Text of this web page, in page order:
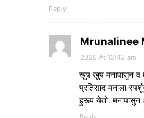
Reply
Mrunalinee
2026 At 12:43 am
खुप खुप मनापासुन व
प्रतिसाद मनाला
हुरूप येतो.